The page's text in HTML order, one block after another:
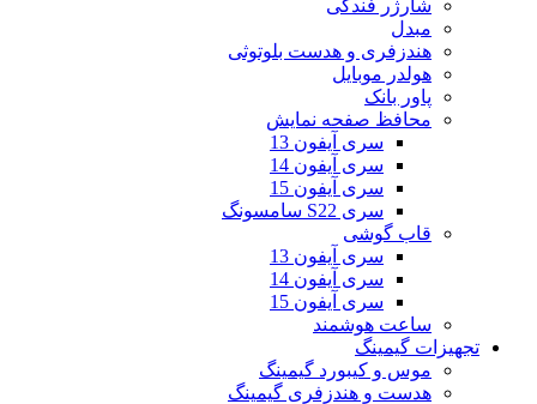
شارژر فندکی
مبدل
هندزفری و هدست بلوتوثی
هولدر موبایل
پاور بانک
محافظ صفحه نمایش
سری آیفون 13
سری آیفون 14
سری آیفون 15
سری S22 سامسونگ
قاب گوشی
سری آیفون 13
سری آیفون 14
سری آیفون 15
ساعت هوشمند
تجهیزات گیمینگ
موس و کیبورد گیمینگ
هدست و هندزفری گیمینگ